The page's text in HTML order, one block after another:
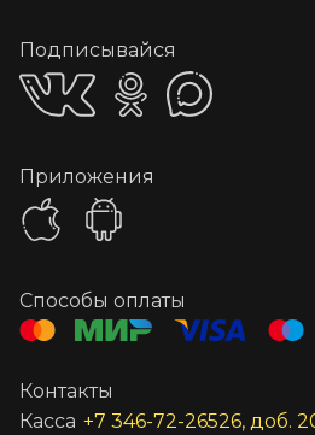
Подписывайся
Приложения
Способы оплаты
Контакты
Касса +7 346-72-26526, доб.